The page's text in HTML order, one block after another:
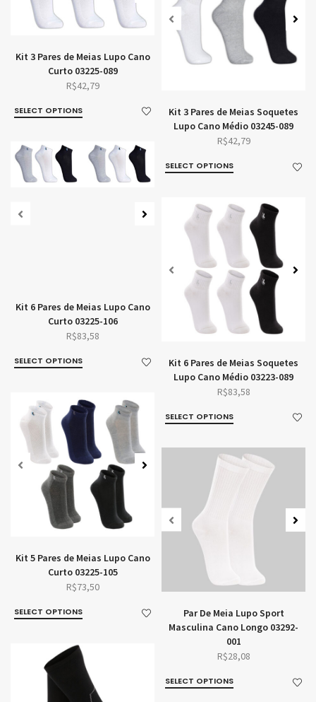
Kit 3 Pares de Meias Lupo Cano
Curto 03225-089
R$42,79
SELECT OPTIONS
Kit 3 Pares de Meias Soquetes
Lupo Cano Médio 03245-089
R$42,79
SELECT OPTIONS
Kit 6 Pares de Meias Lupo Cano
Curto 03225-106
R$83,58
SELECT OPTIONS
Kit 6 Pares de Meias Soquetes
Lupo Cano Médio 03223-089
R$83,58
SELECT OPTIONS
Kit 5 Pares de Meias Lupo Cano
Curto 03225-105
R$73,50
SELECT OPTIONS
Par De Meia Lupo Sport
Masculina Cano Longo 03292-
001
R$28,08
SELECT OPTIONS